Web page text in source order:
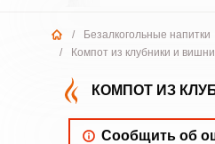
/ Безалкогольные напитки
/
Компот из клубники и вишни
КОМПОТ ИЗ
Сообщить об